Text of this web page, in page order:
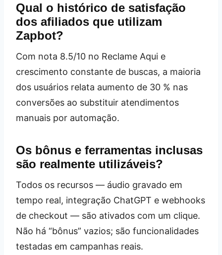
Qual o histórico de satisfação
dos afiliados que utilizam
Zapbot?
Com nota 8.5/10 no Reclame Aqui e
crescimento constante de buscas, a maioria
dos usuários relata aumento de 30 % nas
conversões ao substituir atendimentos
manuais por automação.
Os bônus e ferramentas inclusas
são realmente utilizáveis?
Todos os recursos — áudio gravado em
tempo real, integração ChatGPT e webhooks
de checkout — são ativados com um clique.
Não há “bônus” vazios; são funcionalidades
testadas em campanhas reais.